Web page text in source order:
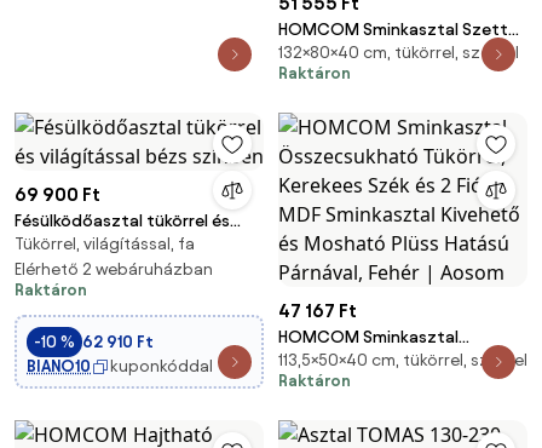
HOMCOM Sminkasztal Szett
Tükörrel és Párnázott Székkel,
Fiókkal, Tárolószekrénnyel és
132H cm, Fehér | Aosom
132×80×40 cm, tükörrel, székkel
Raktáron
69 900 Ft
Fésülködőasztal tükörrel és
világítással bézs színben
Tükörrel, világítással, fa
Elérhető 2 webáruházban
Raktáron
-10 % 62 910 Ft
BIANO10
kuponkóddal
47 167 Ft
HOMCOM Sminkasztal
Összecsukható Tükörrel,
Kerekees Szék és 2 Fiók, MDF
Mosható Plüss Hatású Párnával,
113,5×50×40 cm, tükörrel, székkel
Raktáron